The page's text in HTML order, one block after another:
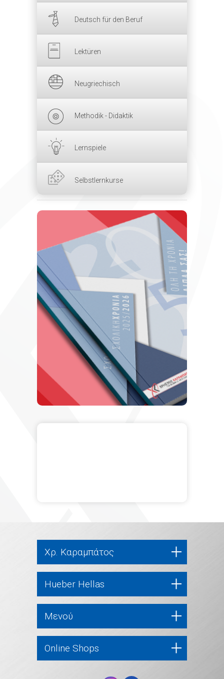
Deutsch für den Beruf
Lektüren
Neugriechisch
Methodik - Didaktik
Lernspiele
Selbstlernkurse
Χρ. Καραμπάτος
Hueber Hellas
Μενού
Online Shops